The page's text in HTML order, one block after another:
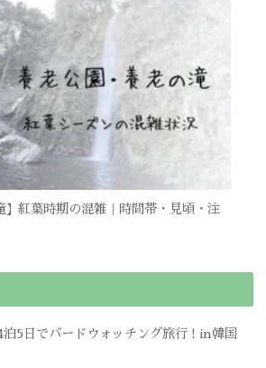
】紅葉時期の混雑｜時間帯・見頃・注
泊5日でバードウォッチング旅行 ! in韓国